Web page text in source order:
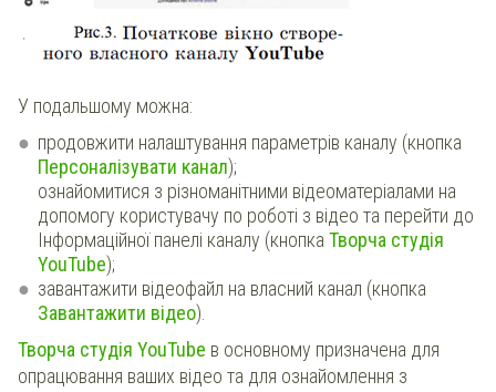
У подальшому можна:
продовжити налаштування параметрів каналу (кнопка
Персоналізувати канал);
ознайомитися з різноманітними відеоматеріалами на
допомогу користувачу по роботі з відео та перейти до
Інформаційної панелі каналу (кнопка Творча студія
YouTube);
завантажити відеофайл на власний канал (кнопка
Завантажити відео).
Творча студія YouTube в основному призначена для
опрацювання ваших відео та для ознайомлення з